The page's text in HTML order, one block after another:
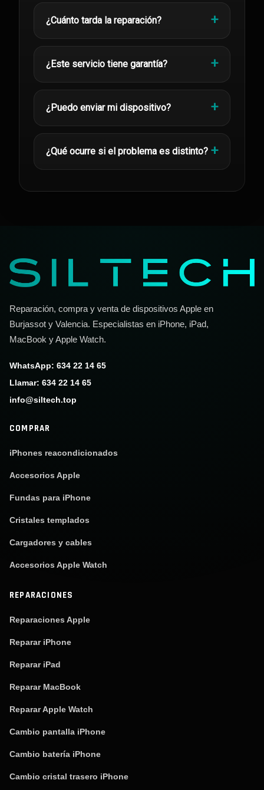
¿Cuánto tarda la reparación?
¿Este servicio tiene garantía?
¿Puedo enviar mi dispositivo?
¿Qué ocurre si el problema es distinto?
Reparación, compra y venta de dispositivos Apple en
Burjassot y Valencia. Especialistas en iPhone, iPad,
MacBook y Apple Watch.
WhatsApp: 634 22 14 65
Llamar: 634 22 14 65
info@siltech.top
COMPRAR
iPhones reacondicionados
Accesorios Apple
Fundas para iPhone
Cristales templados
Cargadores y cables
Accesorios Apple Watch
REPARACIONES
Reparaciones Apple
Reparar iPhone
Reparar iPad
Reparar MacBook
Reparar Apple Watch
Cambio pantalla iPhone
Cambio batería iPhone
Cambio cristal trasero iPhone